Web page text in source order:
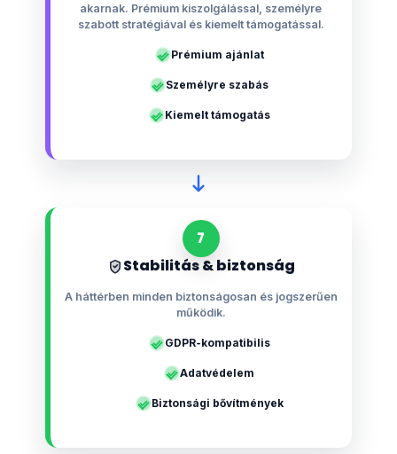
akarnak. Prémium kiszolgálással, személyre
szabott stratégiával és kiemelt támogatással.
Prémium ajánlat
Személyre szabás
Kiemelt támogatás
7
Stabilitás & biztonság
A háttérben minden biztonságosan és jogszerűen
működik.
GDPR-kompatibilis
Adatvédelem
Biztonsági bővítmények